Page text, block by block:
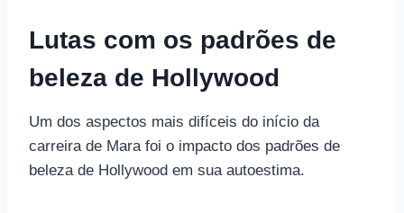
Lutas com os padrões de
beleza de Hollywood
Um dos aspectos mais difíceis do início da
carreira de Mara foi o impacto dos padrões de
beleza de Hollywood em sua autoestima.